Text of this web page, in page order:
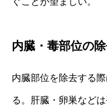
内臓・毒部位の
内臓部位を除去する
る。肝臓・卵巣など